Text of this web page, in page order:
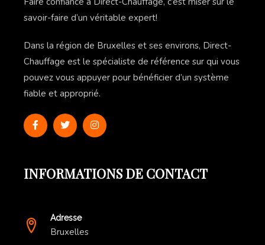
savoir-faire d’un véritable expert!
Dans la région de Bruxelles et ses environs, Direct-
Chauffage est le spécialiste de référence sur qui vous
pouvez vous appuyer pour bénéficier d’un système
fiable et approprié.
INFORMATIONS DE CONTACT
Adresse
Bruxelles